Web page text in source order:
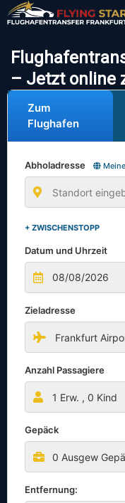
– Jetzt online
Zum
Flughafen
Abholadresse
+ ZWISCHENSTOPP
Datum und Uhrzeit
Zieladresse
Anzahl Passagiere
1 Erw. , 0 Kind
Gepäck
0 Ausgew
Entfernung: